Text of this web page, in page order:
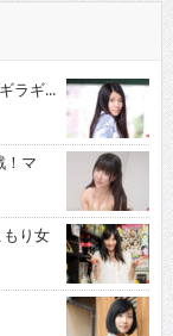
ラギ...
！マ
り女